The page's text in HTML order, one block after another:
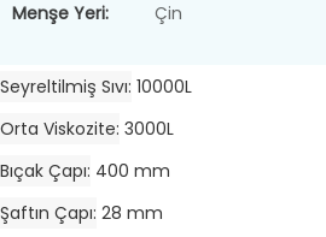
Menşe Yeri:
Çin
Seyreltilmiş Sıvı 10000L
Orta Viskozite 3000L
Bıçak Çapı 400 mm
Şaftın Çapı 28 mm